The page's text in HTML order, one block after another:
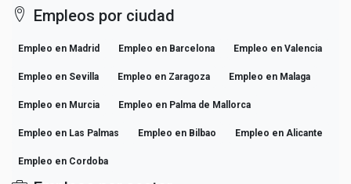
Empleos por ciudad
Empleo en Madrid Empleo en Barcelona Empleo en Valencia
Empleo en Sevilla Empleo en Zaragoza Empleo en Malaga
Empleo en Murcia Empleo en Palma de Mallorca
Empleo en Las Palmas Empleo en Bilbao Empleo en Alicante
Empleo en Cordoba